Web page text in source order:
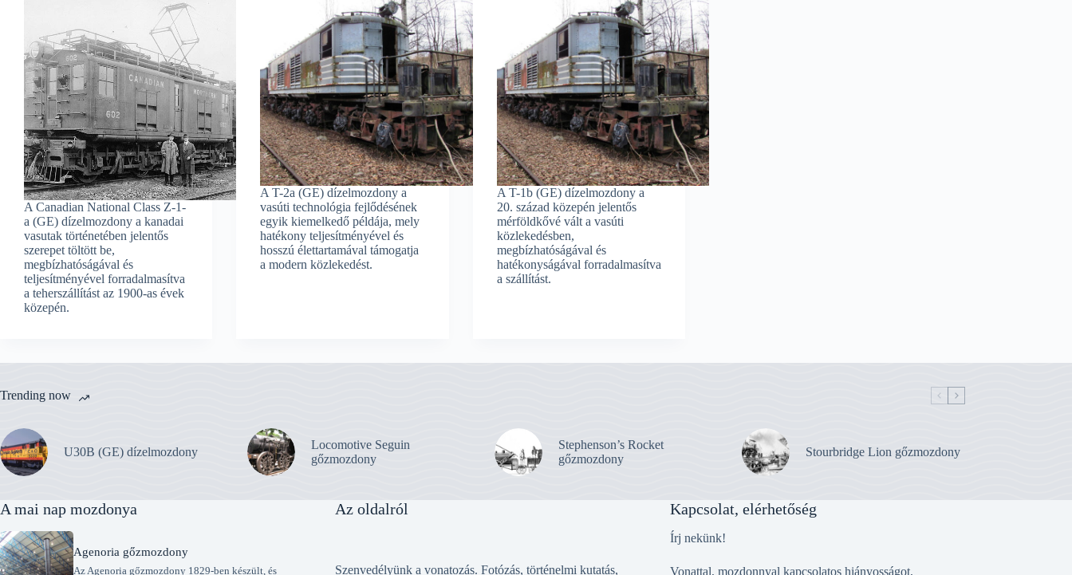
A Canadian National Class Z-1-
a (GE) dízelmozdony a kanadai
vasutak történetében jelentős
szerepet töltött be,
megbízhatóságával és
teljesítményével forradalmasítva
a teherszállítást az 1900-as évek
közepén.
A T-2a (GE) dízelmozdony a
vasúti technológia fejlődésének
egyik kiemelkedő példája, mely
hatékony teljesítményével és
hosszú élettartamával támogatja
a modern közlekedést.
A T-1b (GE) dízelmozdony a
20. század közepén jelentős
mérföldkővé vált a vasúti
közlekedésben,
megbízhatóságával és
hatékonyságával forradalmasítva
a szállítást.
Trending now
U30B (GE) dízelmozdony
Locomotive Seguin
gőzmozdony
Stephenson’s Rocket
gőzmozdony
Stourbridge Lion gőzmozdony
A mai nap mozdonya
Agenoria gőzmozdony
Az Agenoria gőzmozdony 1829-ben készült, és
Az oldalról
Szenvedélyünk a vonatozás. Fotózás, történelmi kutatás,
Kapcsolat, elérhetőség
Írj nekünk!
Vonattal, mozdonnyal kapcsolatos hiányosságot,